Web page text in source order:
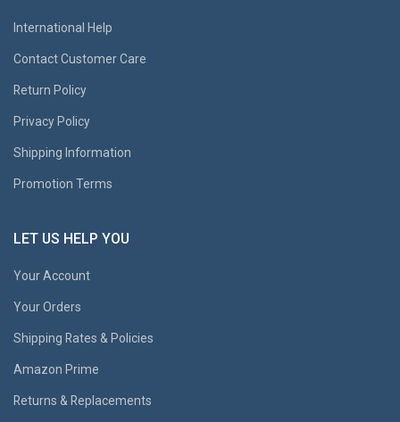
International Help
Contact Customer Care
Return Policy
Privacy Policy
Shipping Information
Promotion Terms
LET US HELP YOU
Your Account
Your Orders
Shipping Rates & Policies
Amazon Prime
Returns & Replacements